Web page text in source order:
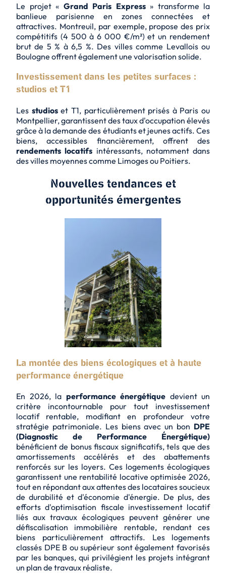
Le projet « Grand Paris Express» transforme la
banlieue parisienne en zones connectées et
attractives. Montreuil, par exemple, propose des prix
compétitifs (4 500 à 6 000 €/m²) et un rendement
brut de 5 % à 6,5 %. Des villes comme Levallois ou
Boulogne offrent également une valorisation solide.
Investissement dans les petites surfaces :
studios et T1
Les studioset T1, particulièrement prisés à Paris ou
Montpellier, garantissent des taux d'occupation élevés
grâce à la demande des étudiants et jeunes actifs. Ces
biens, accessibles financièrement, offrent des
rendements locatifs intéressants, notamment dans
des villes moyennes comme Limoges ou Poitiers.
Nouvelles tendances et
opportunités émergentes
La montée des biens écologiques et à haute
performance énergétique
En 2026, la performance énergétique devient un
critère incontournable pour tout investissement
locatif rentable, modifiant en profondeur votre
stratégie patrimoniale. Les biens avec un bon DPE
(Diagnostic de Performance Énergétique)
bénéficient de bonus fiscaux significatifs, tels que des
amortissements accélérés et des abattements
renforcés sur les loyers. Ces logements écologiques
garantissent une rentabilité locative optimisée 2026,
tout en répondant aux attentes des locataires soucieux
de durabilité et d'économie d'énergie. De plus, des
efforts d'optimisation fiscale investissement locatif
liés aux travaux écologiques peuvent générer une
défiscalisation immobilière rentable, rendant ces
biens particulièrement attractifs. Les logements
classés DPE B ou supérieur sont également favorisés
par les banques, qui privilégient les projets intégrant
un plan de travaux réaliste.